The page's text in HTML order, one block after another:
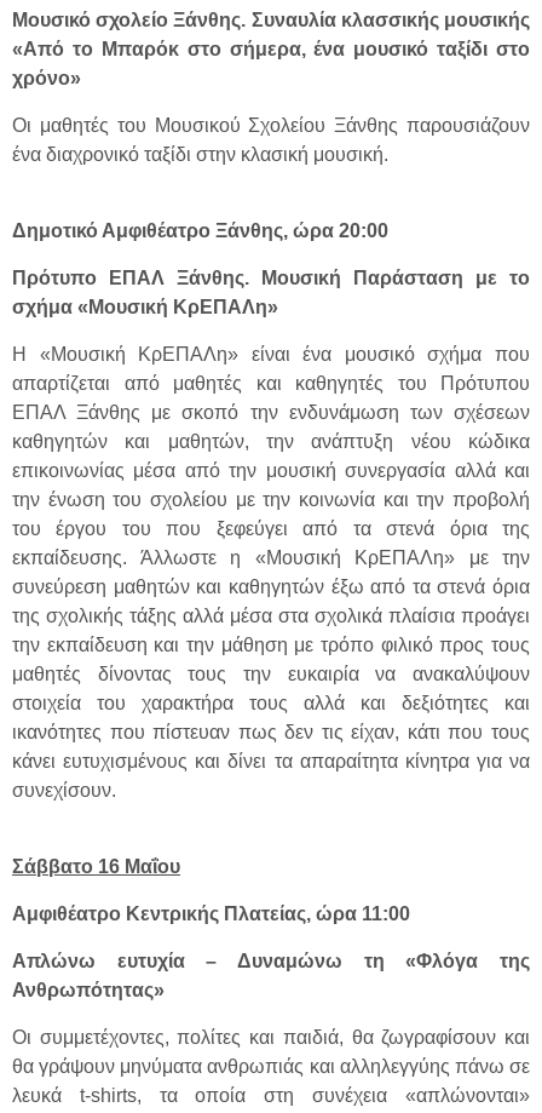
Μουσικό σχολείο Ξάνθης. Συναυλία κλασσικής μουσικής
«Από το Μπαρόκ στο σήμερα, ένα μουσικό ταξίδι στο
χρόνο»
Οι μαθητές του Μουσικού Σχολείου Ξάνθης παρουσιάζουν
ένα διαχρονικό ταξίδι στην κλασική μουσική.
Δημοτικό Αμφιθέατρο Ξάνθης, ώρα 20:00
Πρότυπο ΕΠΑΛ Ξάνθης. Μουσική Παράσταση με το
σχήμα «Μουσική ΚρΕΠΑΛη»
Η «Μουσική ΚρΕΠΑΛη» είναι ένα μουσικό σχήμα που
απαρτίζεται από μαθητές και καθηγητές του Πρότυπου
ΕΠΑΛ Ξάνθης με σκοπό την ενδυνάμωση των σχέσεων
καθηγητών και μαθητών, την ανάπτυξη νέου κώδικα
επικοινωνίας μέσα από την μουσική συνεργασία αλλά και
την ένωση του σχολείου με την κοινωνία και την προβολή
του έργου του που ξεφεύγει από τα στενά όρια της
εκπαίδευσης. Άλλωστε η «Μουσική ΚρΕΠΑΛη» με την
συνεύρεση μαθητών και καθηγητών έξω από τα στενά όρια
της σχολικής τάξης αλλά μέσα στα σχολικά πλαίσια προάγει
την εκπαίδευση και την μάθηση με τρόπο φιλικό προς τους
μαθητές δίνοντας τους την ευκαιρία να ανακαλύψουν
στοιχεία του χαρακτήρα τους αλλά και δεξιότητες και
ικανότητες που πίστευαν πως δεν τις είχαν, κάτι που τους
κάνει ευτυχισμένους και δίνει τα απαραίτητα κίνητρα για να
συνεχίσουν.
Σάββατο 16 Μαΐου
Αμφιθέατρο Κεντρικής Πλατείας, ώρα 11:00
Απλώνω ευτυχία – Δυναμώνω τη «Φλόγα της
Ανθρωπότητας»
Οι συμμετέχοντες, πολίτες και παιδιά, θα ζωγραφίσουν και
θα γράψουν μηνύματα ανθρωπιάς και αλληλεγγύης πάνω σε
λευκά t-shirts, τα οποία στη συνέχεια «απλώνονται»